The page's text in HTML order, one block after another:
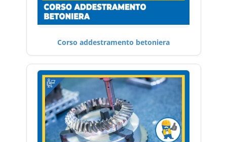
Corso addestramento betoniera